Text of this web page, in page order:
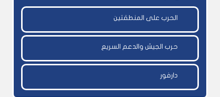
الحرب على المنطقتين
حرب الجيش والدعم السريع
دارفور